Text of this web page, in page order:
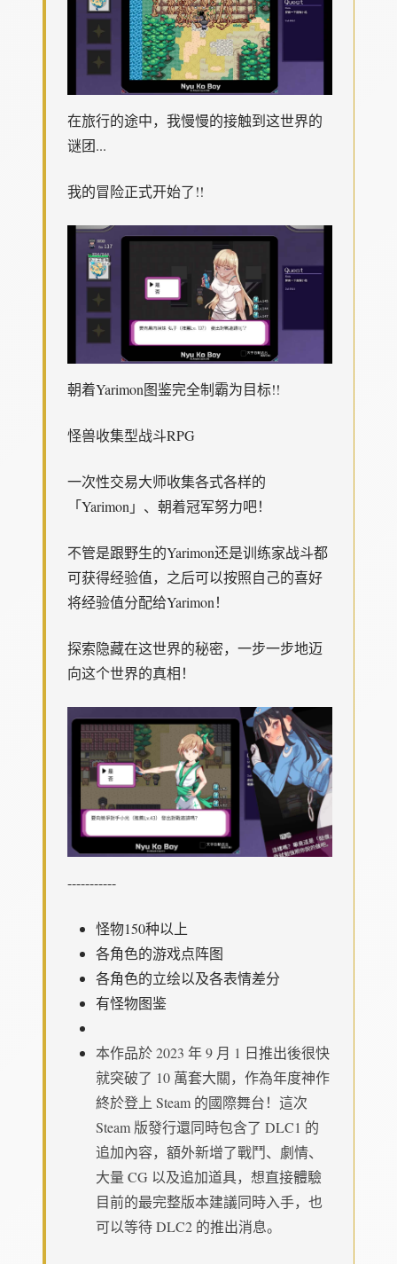
在旅行的途中，我慢慢的接触到这世界的
谜团...
我的冒险正式开始了!!
朝着Yarimon图鉴完全制霸为目标!!
怪兽收集型战斗RPG
一次性交易大师收集各式各样的
「Yarimon」、朝着冠军努力吧！
不管是跟野生的Yarimon还是训练家战斗都
可获得经验值，之后可以按照自己的喜好
将经验值分配给Yarimon！
探索隐藏在这世界的秘密，一步一步地迈
向这个世界的真相！
-----------
怪物150种以上
各角色的游戏点阵图
各角色的立绘以及各表情差分
有怪物图鉴
本作品於 2023 年 9 月 1 日推出後很快
就突破了 10 萬套大關，作為年度神作
終於登上 Steam 的國際舞台！這次
Steam 版發行還同時包含了 DLC1 的
追加內容，額外新增了戰鬥、劇情、
大量 CG 以及追加道具，想直接體驗
目前的最完整版本建議同時入手，也
可以等待 DLC2 的推出消息。